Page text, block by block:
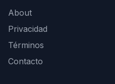
About
Privacidad
Términos
Contacto